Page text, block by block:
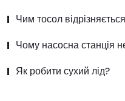
Чим тосол
Чому насосна станція
Як робити сухий лід?